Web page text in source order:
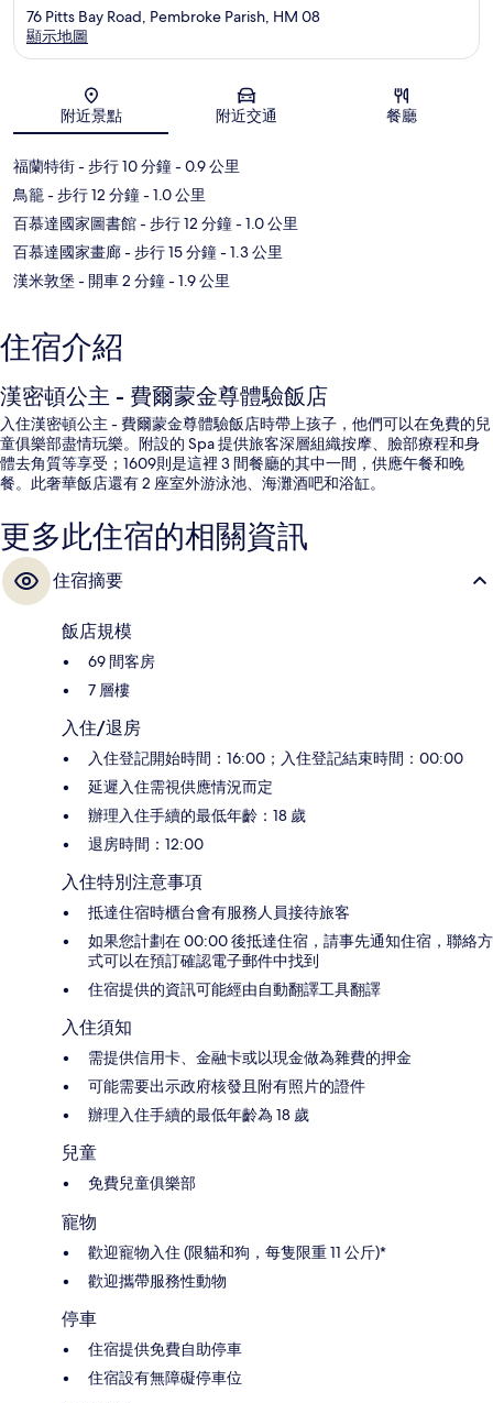
地圖
76 Pitts Bay Road, Pembroke Parish, HM 08
顯示地圖
附近景點 附近交通 餐廳
福蘭特街- 步行 10 分鐘- 0.9 公里
鳥籠- 步行 12 分鐘- 1.0 公里
百慕達國家圖書館- 步行 12 分鐘- 1.0 公里
百慕達國家畫廊- 步行 15 分鐘- 1.3 公里
漢米敦堡 - 開車 2 分鐘- 1.9 公里
住宿介紹
漢密頓公主 - 費爾蒙金尊體驗飯店
入住漢密頓公主 - 費爾蒙金尊體驗飯店時帶上孩子，他們可以在免費的兒
童俱樂部盡情玩樂。附設的 Spa 提供旅客深層組織按摩、臉部療程和身
體去角質等享受；1609則是這裡 3 間餐廳的其中一間，供應午餐和晚
餐。此奢華飯店還有 2 座室外游泳池、海灘酒吧和浴缸。
更多此住宿的相關資訊
住宿摘要
飯店規模
69 間客房
7 層樓
入住/退房
入住登記開始時間：16:00；入住登記結束時間：00:00
延遲入住需視供應情況而定
辦理入住手續的最低年齡：18 歲
退房時間：12:00
入住特別注意事項
抵達住宿時櫃台會有服務人員接待旅客
如果您計劃在 00:00 後抵達住宿，請事先通知住宿，聯絡方
式可以在預訂確認電子郵件中找到
住宿提供的資訊可能經由自動翻譯工具翻譯
入住須知
需提供信用卡、金融卡或以現金做為雜費的押金
可能需要出示政府核發且附有照片的證件
辦理入住手續的最低年齡為 18 歲
兒童
免費兒童俱樂部
寵物
歡迎寵物入住 (限貓和狗，每隻限重 11 公斤)*
歡迎攜帶服務性動物
停車
住宿提供免費自助停車
住宿設有無障礙停車位